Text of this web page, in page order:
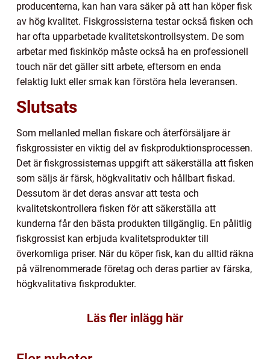
producenterna, kan han vara säker på att han köper fisk
av hög kvalitet. Fiskgrossisterna testar också fisken och
har ofta upparbetade kvalitetskontrollsystem. De som
arbetar med fiskinköp måste också ha en professionell
touch när det gäller sitt arbete, eftersom en enda
felaktig lukt eller smak kan förstöra hela leveransen.
Slutsats
Som mellanled mellan fiskare och återförsäljare är
fiskgrossister en viktig del av fiskproduktionsprocessen.
Det är fiskgrossisternas uppgift att säkerställa att fisken
som säljs är färsk, högkvalitativ och hållbart fiskad.
Dessutom är det deras ansvar att testa och
kvalitetskontrollera fisken för att säkerställa att
kunderna får den bästa produkten tillgänglig. En pålitlig
fiskgrossist kan erbjuda kvalitetsprodukter till
överkomliga priser. När du köper fisk, kan du alltid räkna
på välrenommerade företag och deras partier av färska,
högkvalitativa fiskprodukter.
Läs fler inlägg här